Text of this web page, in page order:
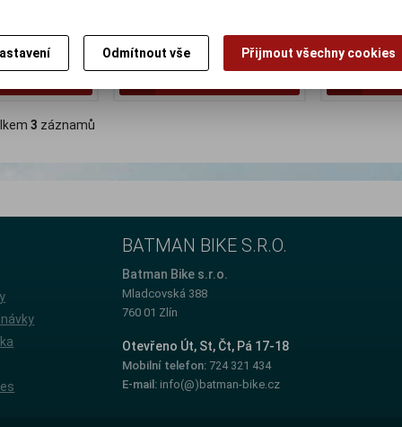
Kč
Původní cena:0 Kč
Sleva: NaN %
Původní
Sleva: 14 %
3 záznamů
BATMAN BIKE S.R.O.
Batman Bike s.r.o.
Mladcovská 388
760 01 Zlín
Otevřeno Út, St, Čt, Pá 17-18
Mobilní telefon:724 321 434
E-mail: info(@)batman-bike.cz
Odmítnout vše Přijmout všechny cookies